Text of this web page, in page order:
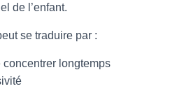
de l’enfant.
se traduire par :
longtemps